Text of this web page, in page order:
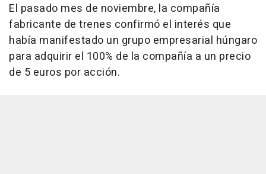
El pasado mes de noviembre, la compañía
fabricante de trenes confirmó el interés que
había manifestado un grupo empresarial húngaro
para adquirir el 100% de la compañía a un precio
de 5 euros por acción.